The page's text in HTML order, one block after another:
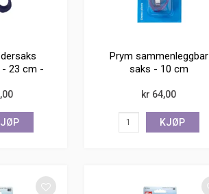
23 cm -
Prym sammenleggbar
saks - 10 cm
kr 64,00
KJØP